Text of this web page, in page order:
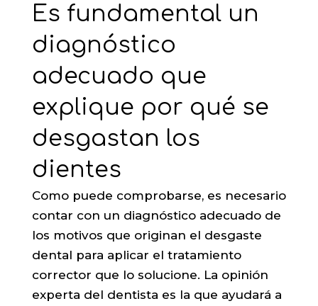
Es fundamental un
diagnóstico
adecuado que
explique por qué se
desgastan los
dientes
Como puede comprobarse, es necesario
contar con un diagnóstico adecuado de
los motivos que originan el desgaste
dental para aplicar el tratamiento
corrector que lo solucione. La opinión
experta del dentista es la que ayudará a